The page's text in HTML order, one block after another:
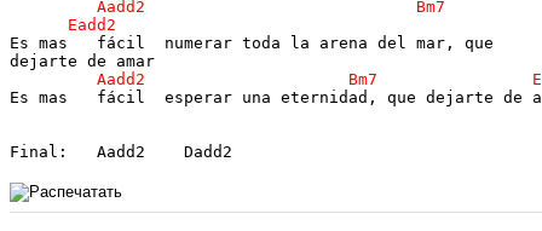
Es mas   fácil  numerar toda la arena del mar, que
Es mas   fácil  esperar una eternidad, que dejarte de